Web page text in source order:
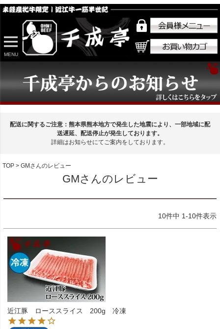
MENU
配送に関するご注意：熊本県熊本地方で発生した地震により、一部地域に配
送遅延、配送停止が発生しております。
詳細はお知らせにてご案内をしております。
TOP GMさんのレビュー
GMさんのレビュー
10件中 1-10件表示
近江豚 ローススライス 200g 冷凍